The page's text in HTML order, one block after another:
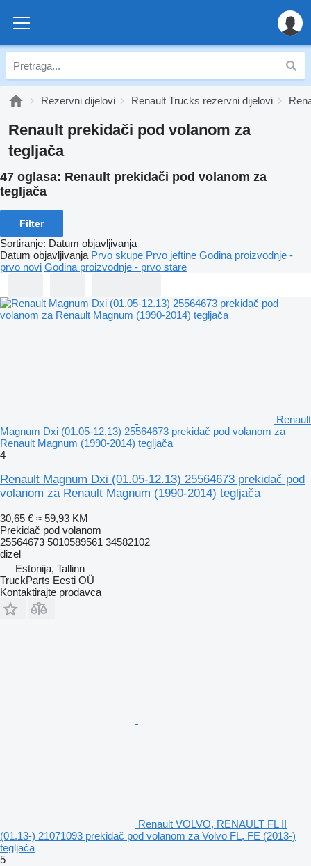
Rezervni dijelovi Renault Trucks rezervni dijelovi
Renault prekidači pod volanom za
tegljača
47 oglasa: Renault prekidači pod volanom za
tegljača
Filter
Sortiranje: Datum objavljivanja
Datum objavljivanja Prvo skupe Prvo jeftine Godina proizvodnje -
prvo novi Godina proizvodnje - prvo stare
Renault
Magnum Dxi (01.05-12.13) 25564673 prekidač pod volanom za
Renault Magnum (1990-2014) tegljača
4
Renault Magnum Dxi (01.05-12.13) 25564673 prekidač pod
volanom za Renault Magnum (1990-2014) tegljača
30,65 € ≈ 59,93 KM
Prekidač pod volanom
25564673 5010589561 34582102
dizel
Estonija, Tallinn
TruckParts Eesti OÜ
Kontaktirajte prodavca
Renault VOLVO, RENAULT FL II
(01.13-) 21071093 prekidač pod volanom za Volvo FL, FE (2013-)
tegljača
5